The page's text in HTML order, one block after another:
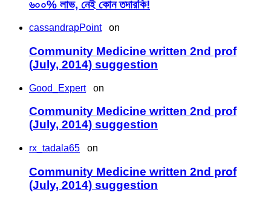
৬০০% লাভ, নেই কোন তদারকি!
cassandrapPointon
Community Medicine written 2nd prof
(July, 2014) suggestion
Good_Experton
Community Medicine written 2nd prof
(July, 2014) suggestion
rx_tadala65 on
Community Medicine written 2nd prof
(July, 2014) suggestion